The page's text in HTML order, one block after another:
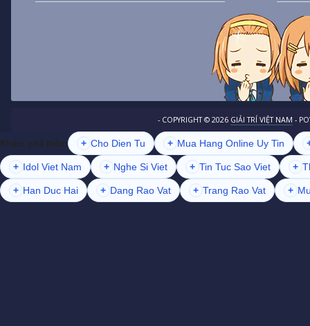
- COPYRIGHT © 2026 GIẢI TRÍ VIỆT NAM -
Khám phá thêm + Cho Dien Tu + Mua Hang Online Uy Tin
+ Idol Viet Nam + Nghe Si Viet + Tin Tuc Sao Viet +
+ Han Duc Hai + Dang Rao Vat + Trang Rao Vat +